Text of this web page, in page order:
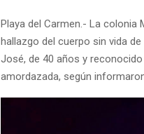
Playa del Carmen.- La
hallazgo del cuerpo sin vida
José, de 40 años y
amordazada, según